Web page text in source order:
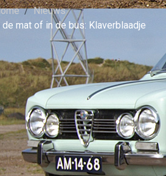
Nieuws
mat of in de bus: Klaverblaadje